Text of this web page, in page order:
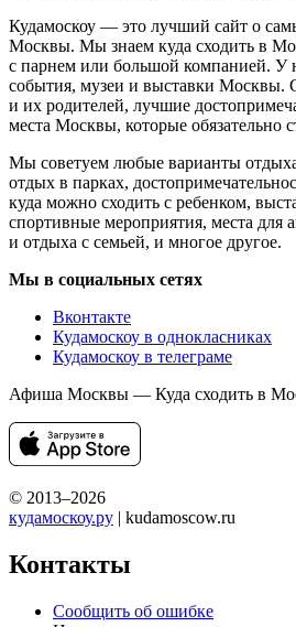
Кудамоскоу — это лучший сайт о
Москвы. Мы знаем куда сходить в
с парнем или большой компанией. У
события, музеи и выставки Москвы.
и их родителей, лучшие
места Москвы, которые обязательно
Мы советуем любые варианты
отдых в парках,
куда можно сходить с ребенком,
спортивные мероприятия, места для
и отдыха с семьей, и многое другое.
Мы в социальных сетях
Вконтакте
Кудамоскоу в однокласниках
Кудамоскоу в телеграме
Афиша Москвы — Куда сходить в
© 2013–2026
кудамоскоу.ру | kudamoscow.ru
Контакты
Сообщить об ошибке